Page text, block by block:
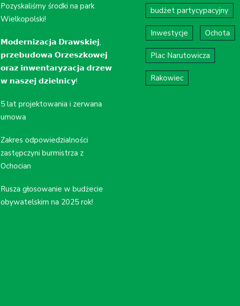
Pozyskaliśmy środki na park
Wielkopolski!
𝗠𝗼𝗱𝗲𝗿𝗻𝗶𝘇𝗮𝗰𝗷𝗮 𝗗𝗿𝗮𝘄𝘀𝗸𝗶𝗲𝗷,
𝗽𝗿𝘇𝗲𝗯𝘂𝗱𝗼𝘄𝗮 𝗢𝗿𝘇𝗲𝘀𝘇𝗸𝗼𝘄𝗲𝗷
𝗼𝗿𝗮𝘇 𝗶𝗻𝘄𝗲𝗻𝘁𝗮𝗿𝘆𝘇𝗮𝗰𝗷𝗮 𝗱𝗿𝘇𝗲𝘄
𝘄 𝗻𝗮𝘀𝘇𝗲𝗷 𝗱𝘇𝗶𝗲𝗹𝗻𝗶𝗰𝘆!
5 lat projektowania i zerwana
umowa
Zakres odpowiedzialności
zastępczyni burmistrza z
Ochocian
Rusza głosowanie w budżecie
obywatelskim na 2025 rok!
budżet partycypacyjny
Inwestycje Ochota
Plac Narutowicza
Rakowiec